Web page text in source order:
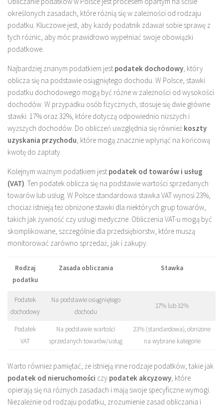
określonych zasadach, które różnią się w zależności od rodzaju
podatku. Kluczowe jest, aby każdy podatnik zdawał sobie sprawę z
tych różnic, aby móc prawidłowo wypełniać swoje obowiązki
podatkowe.
Najbardziej znanym podatkiem jest podatek dochodowy, który
oblicza się na podstawie osiągniętego dochodu. W Polsce, stawki
podatku dochodowego mogą być różne w zależności od wysokości
dochodów. W przypadku osób fizycznych, stosuje się dwie główne
stawki: 17% oraz 32%, które dotyczą odpowiednio niższych i
wyższych dochodów. Do obliczeń uwzględnia się również koszty
uzyskania przychodu, które mogą znacznie wpłynąć na końcową
kwotę do zapłaty.
Kolejnym ważnym podatkiem jest podatek od towarów i usług
(VAT). Ten podatek oblicza się na podstawie wartości sprzedanych
towarów lub usług. W Polsce standardowa stawka VAT wynosi 23%,
chociaż istnieją też obniżone stawki dla niektórych grup towarów,
takich jak żywność czy usługi medyczne. Obliczenia VAT-u mogą być
skomplikowane, szczególnie dla przedsiębiorstw, które muszą
monitorować zarówno sprzedaż, jak i zakupy.
Rodzaj
podatku
Zasada obliczania Stawka
Podatek
dochodowy
Na podstawie osiągniętego
dochodu
17% lub 32%
Podatek
VAT
Na podstawie wartości
sprzedanych towarów/usług
23% (standardowa), obniżone
na wybrane kategorie
Warto również pamiętać, że istnieją inne rodzaje podatków, takie jak
podatek od nieruchomości czy podatek akcyzowy , które
opierają się na różnych zasadach i mają swoje specyficzne wymogi.
Niezależnie od rodzaju podatku, zrozumienie zasad obliczania i